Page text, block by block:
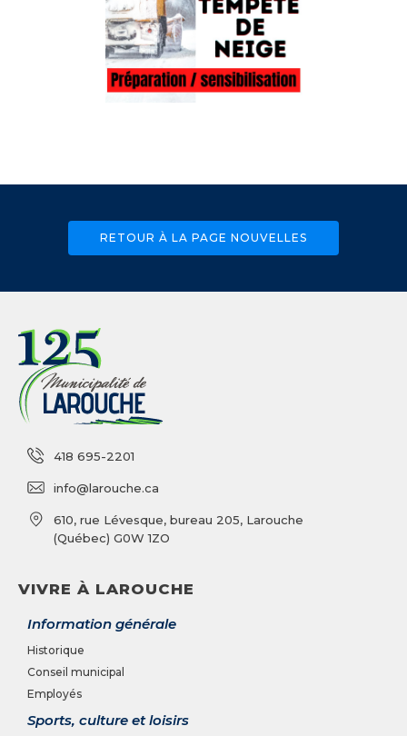
RETOUR À LA PAGE NOUVELLES
418 695-2201
info@larouche.ca
610, rue Lévesque, bureau 205, Larouche
(Québec) G0W 1ZO
VIVRE À LAROUCHE
Information générale
Historique
Conseil municipal
Employés
Sports, culture et loisirs